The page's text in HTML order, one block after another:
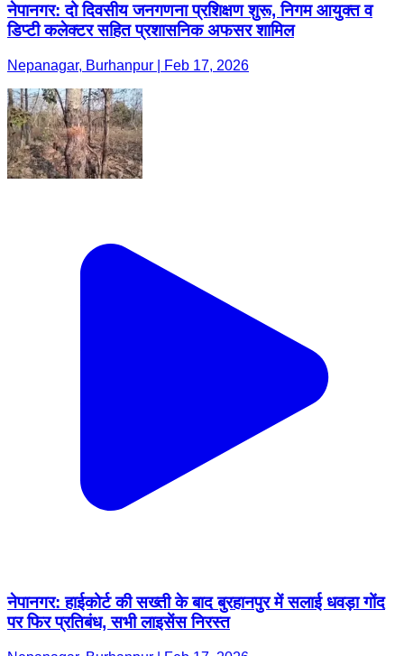
नेपानगर: दो दिवसीय जनगणना प्रशिक्षण शुरू, निगम आयुक्त व
डिप्टी कलेक्टर सहित प्रशासनिक अफसर शामिल
Nepanagar, Burhanpur | Feb 17, 2026
नेपानगर: हाईकोर्ट की सख्ती के बाद बुरहानपुर में सलाई धवड़ा गोंद
पर फिर प्रतिबंध, सभी लाइसेंस निरस्त